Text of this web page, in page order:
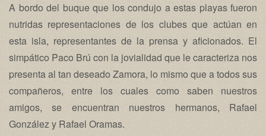
A bordo del buque que los condujo a estas playas fueron
nutridas representaciones de los clubes que actúan en
esta isla, representantes de la prensa y aficionados. El
simpático Paco Brú con la jovialidad que le caracteriza nos
presenta al tan deseado Zamora, lo mismo que a todos sus
compañeros, entre los cuales como saben nuestros
amigos, se encuentran nuestros hermanos, Rafael
González y Rafael Oramas.